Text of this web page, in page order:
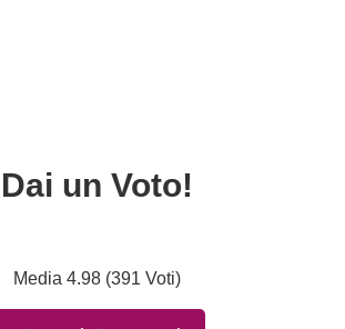
Dai un Voto!
Media 4.98 (391 Voti)